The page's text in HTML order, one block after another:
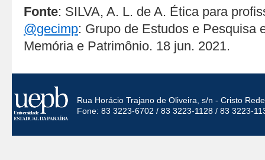
Fonte: SILVA, A. L. de A. Ética para
@gecimp: Grupo de Estudos e Pesquisa
Memória e Patrimônio. 18 jun. 2021.
Rua Horácio Trajano de Oliveira, s/n - Cristo
Fone: 83 3223-6702 / 83 3223-1128 / 83 3223-